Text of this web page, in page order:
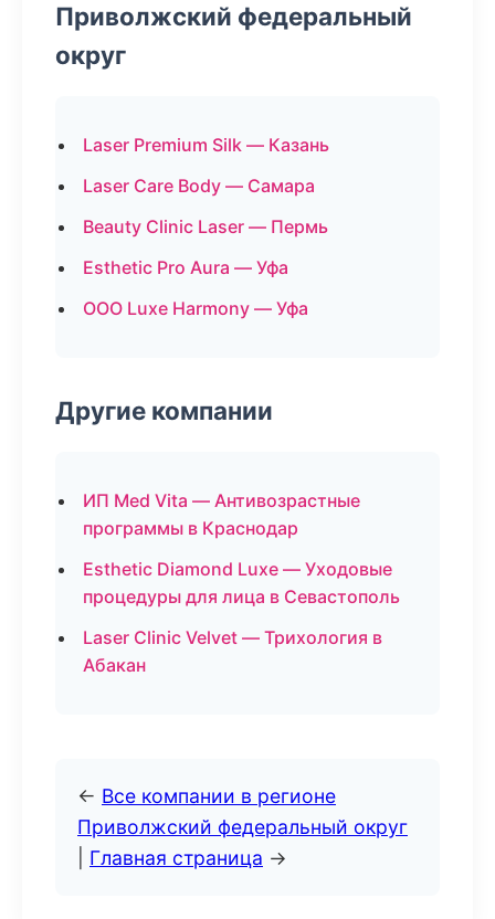
Приволжский федеральный
округ
Laser Premium Silk — Казань
Laser Care Body — Самара
Beauty Clinic Laser — Пермь
Esthetic Pro Aura — Уфа
ООО Luxe Harmony — Уфа
Другие компании
ИП Med Vita — Антивозрастные
программы в Краснодар
Esthetic Diamond Luxe — Уходовые
процедуры для лица в Севастополь
Laser Clinic Velvet — Трихология в
Абакан
← Все компании в регионе
Приволжский федеральный округ
Главная страница →